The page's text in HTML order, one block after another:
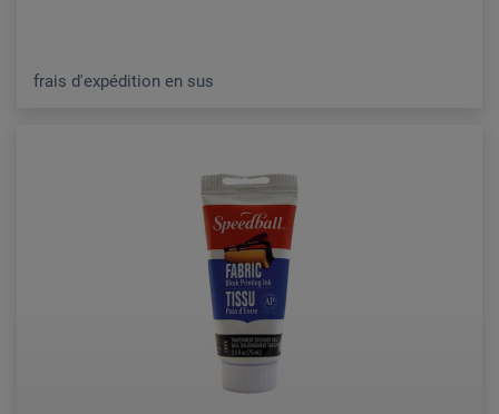
frais d'expédition en sus